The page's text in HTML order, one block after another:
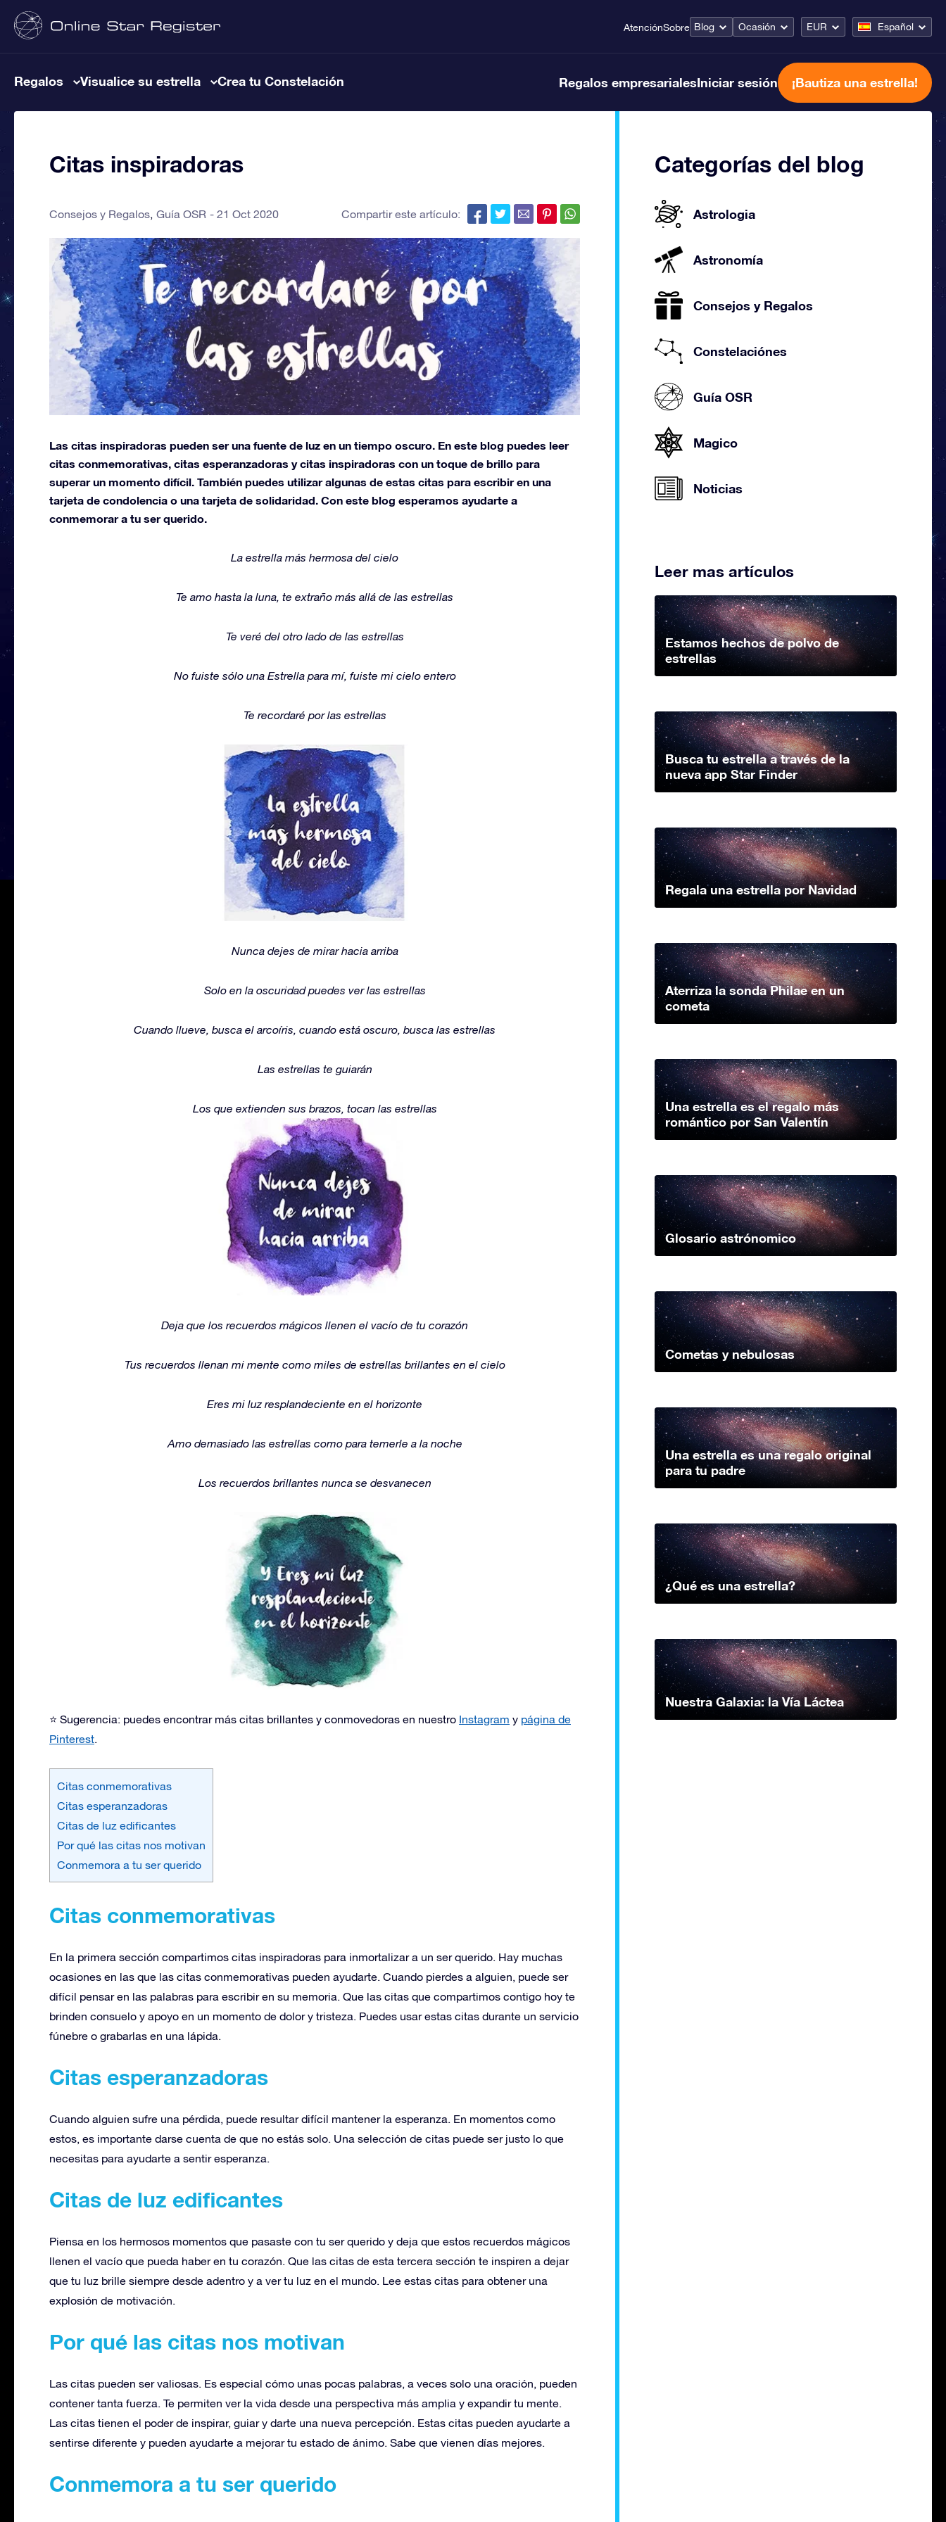
AtenciónSobre Blog Ocasión EUR Español
Regalos Visualice su estrella Crea tu Constelación Regalos empresarialesIniciar sesión ¡Bautiza una estrella!
Citas inspiradoras
Consejos y Regalos Guía OSR 21 Oct 2020 Compartir este artículo:
Las citas inspiradoras pueden ser una fuente de luz en un tiempo oscuro. En este blog puedes leer
citas conmemorativas, citas esperanzadoras y citas inspiradoras con un toque de brillo para
superar un momento difícil. También puedes utilizar algunas de estas citas para escribir en una
tarjeta de condolencia o una tarjeta de solidaridad. Con este blog esperamos ayudarte a
conmemorar a tu ser querido.
La estrella más hermosa del cielo
Te amo hasta la luna, te extraño más allá de las estrellas
Te veré del otro lado de las estrellas
No fuiste sólo una Estrella para mí, fuiste mi cielo entero
Te recordaré por las estrellas
Nunca dejes de mirar hacia arriba
Solo en la oscuridad puedes ver las estrellas
Cuando llueve, busca el arcoíris, cuando está oscuro, busca las estrellas
Las estrellas te guiarán
Los que extienden sus brazos, tocan las estrellas
Deja que los recuerdos mágicos llenen el vacío de tu corazón
Tus recuerdos llenan mi mente como miles de estrellas brillantes en el cielo
Eres mi luz resplandeciente en el horizonte
Amo demasiado las estrellas como para temerle a la noche
Los recuerdos brillantes nunca se desvanecen
⭐ Sugerencia: puedes encontrar más citas brillantes y conmovedoras en nuestro Instagram y página de
Pinterest.
Citas conmemorativas
Citas esperanzadoras
Citas de luz edificantes
Por qué las citas nos motivan
Conmemora a tu ser querido
Citas conmemorativas
En la primera sección compartimos citas inspiradoras para inmortalizar a un ser querido. Hay muchas
ocasiones en las que las citas conmemorativas pueden ayudarte. Cuando pierdes a alguien, puede ser
difícil pensar en las palabras para escribir en su memoria. Que las citas que compartimos contigo hoy te
brinden consuelo y apoyo en un momento de dolor y tristeza. Puedes usar estas citas durante un servicio
fúnebre o grabarlas en una lápida.
Citas esperanzadoras
Cuando alguien sufre una pérdida, puede resultar difícil mantener la esperanza. En momentos como
estos, es importante darse cuenta de que no estás solo. Una selección de citas puede ser justo lo que
necesitas para ayudarte a sentir esperanza.
Citas de luz edificantes
Piensa en los hermosos momentos que pasaste con tu ser querido y deja que estos recuerdos mágicos
llenen el vacío que pueda haber en tu corazón. Que las citas de esta tercera sección te inspiren a dejar
que tu luz brille siempre desde adentro y a ver tu luz en el mundo. Lee estas citas para obtener una
explosión de motivación.
Por qué las citas nos motivan
Las citas pueden ser valiosas. Es especial cómo unas pocas palabras, a veces solo una oración, pueden
contener tanta fuerza. Te permiten ver la vida desde una perspectiva más amplia y expandir tu mente.
Las citas tienen el poder de inspirar, guiar y darte una nueva percepción. Estas citas pueden ayudarte a
sentirse diferente y pueden ayudarte a mejorar tu estado de ánimo. Sabe que vienen días mejores.
Conmemora a tu ser querido
Categorías del blog
Astrologia
Astronomía
Consejos y Regalos
Constelaciónes
Guía OSR
Magico
Noticias
Leer mas artículos
Estamos hechos de polvo de
estrellas
Busca tu estrella a través de la
nueva app Star Finder
Regala una estrella por Navidad
Aterriza la sonda Philae en un
cometa
Una estrella es el regalo más
romántico por San Valentín
Glosario astrónomico
Cometas y nebulosas
Una estrella es una regalo original
para tu padre
¿Qué es una estrella?
Nuestra Galaxia: la Vía Láctea